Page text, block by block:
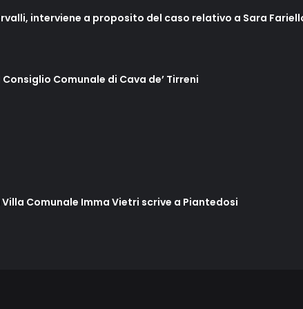
interviene a proposito del caso relativo a Sara
Comunale di Cava de’ Tirreni
Comunale Imma Vietri scrive a Piantedosi